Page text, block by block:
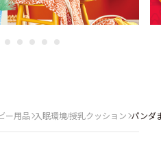
ー用品 入眠環境/授乳クッション パンダ